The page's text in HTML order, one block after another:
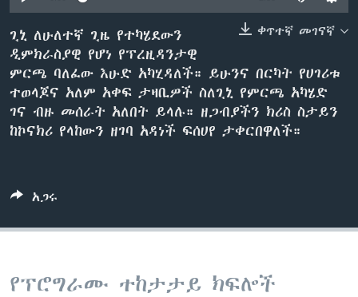
ቋንቋዎች
ቀጥተኛ መገናኛ
ጊኒ ለሁለተኛ ጊዜ የተካሄደውን
ዲምክራስያዊ የሆነ የፕረዚዳንታዊ
ምርጫ ባለፈው እሁድ አካሂዳለች። ይሁንና በርካት የሀገሪቱ
ተወላጆና አለም አቀፍ ታዛቢዎች ስለጊኒ የምርጫ አካሄድ
ገና ብዙ መሰራት አለበት ይላሉ። ዘጋብያችን ክሪስ ስታይን
ከኮናክሪ የላከውን ዘገባ አዳነች ፍሰሀየ ታቀርበዋለች።
አጋሩ
የፕሮግራሙ ተከታታይ ክፍሎች